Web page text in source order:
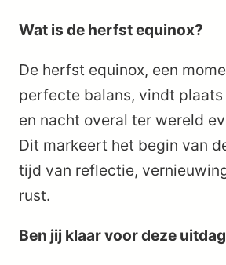
Wat is de herfst equinox?
De herfst equinox, een
perfecte balans, vindt
en nacht overal ter wereld
Dit markeert het begin van
tijd van reflectie,
rust.
Ben jij klaar voor deze